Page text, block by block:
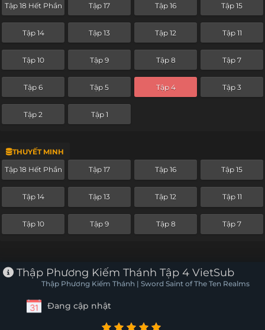
Tập 18 Hết Phần Tập 17 Tập 16 Tập 15
Tập 14 Tập 13 Tập 12 Tập 11
Tập 10 Tập 9 Tập 8 Tập 7
Tập 6 Tập 5 Tập 4 Tập 3
Tập 2 Tập 1
THUYẾT MINH
Tập 18 Hết Phần Tập 17 Tập 16 Tập 15
Tập 14 Tập 13 Tập 12 Tập 11
Tập 10 Tập 9 Tập 8 Tập 7
Thập Phương Kiếm Thánh Tập 4 VietSub
Thập Phương Kiếm Thánh | Sword Saint of The Ten Realms
Đang cập nhật